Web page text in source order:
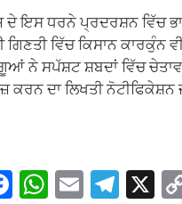
ਇਸ ਧਰਨੇ ਪ੍ਰਦਰਸ਼ਨ ਵਿੱਚ
ਗਿਣਤੀ ਵਿੱਚ ਕਿਸਾਨ
ਨੇ ਸਪੱਸ਼ਟ ਸ਼ਬਦਾਂ ਵਿੱਚ
ਕਰਨ ਦਾ ਲਿਖਤੀ ਨੋਟੀਫਿਕੇਸ਼ਨ
F W E T X